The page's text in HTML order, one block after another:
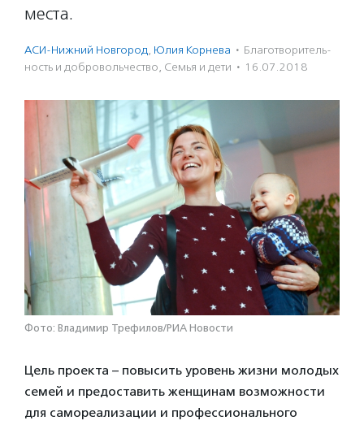
места.
АСИ-Нижний Новгород, Юлия Корнева · Благотвори­тель­
ность и доброволь­чест­во, Семья и дети · 16.07.2018
Фото: Владимир Трефилов/РИА Новости
Цель проекта – повысить уровень жизни молодых
семей и предоставить женщинам возможности
для самореализации и профессионального